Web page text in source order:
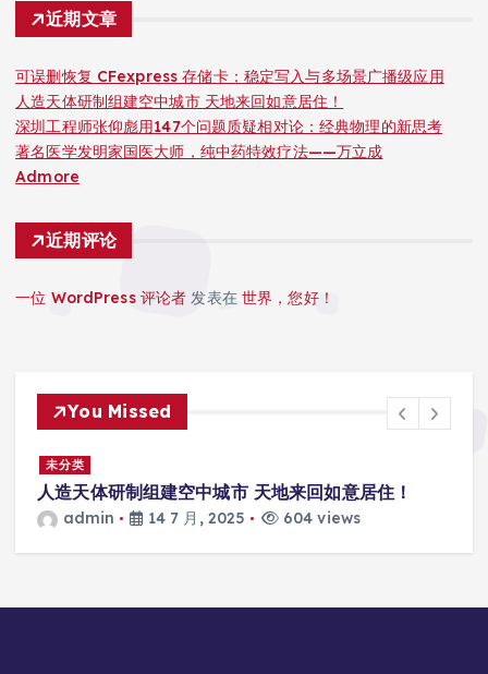
近期文章
可误删恢复 CFexpress 存储卡：稳定写入与多场景广播级应用
人造天体研制组建空中城市 天地来回如意居住！
深圳工程师张仰彪用147个问题质疑相对论：经典物理的新思考
著名医学发明家国医大师，纯中药特效疗法——万立成
Admore
近期评论
一位 WordPress 评论者 发表在世界，您好！
You Missed
未分类
人造天体研制组建空中城市 天地来回如意居住！
admin 14 7 月, 2025 604 views